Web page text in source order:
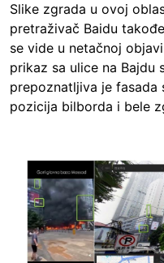
Slike zgrada u ovoj
pretraživač Baidu
se vide u netačnoj
prikaz sa ulice na Bajdu
prepoznatljiva je fasada
pozicija bilborda i bele
Image